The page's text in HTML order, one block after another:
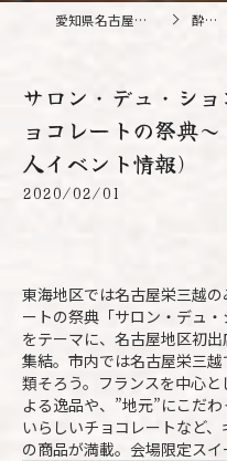
愛知県名古屋の鍋なら純系名古屋コーチン 酔人 酔人ブログ
サロン・デュ・シ
ョコレートの祭典
人イベント情報)
2020/02/01
東海地区では名古屋栄三越
ートの祭典「サロン・デュ
をテーマに、名古屋地区初
集結。市内では名古屋栄三
類そろう。フランスを中心
よる逸品や、”地元”にこだ
いらしいチョコレートなど
の商品が満載。会場限定スイ